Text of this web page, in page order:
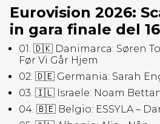
Eurovision 2026:
in gara finale del
01. 🇩🇰 Danimarca: Søren
Før Vi Går Hjem
02. 🇩🇪 Germania: Sarah
03. 🇮🇱 Israele: Noam
04. 🇧🇪 Belgio: ESSYLA –